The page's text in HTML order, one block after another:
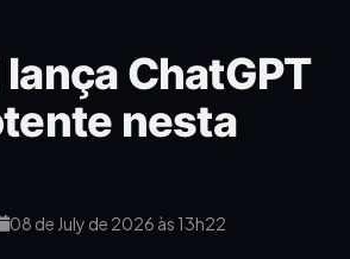
ChatGPT
nesta
08 de July de 2026 às 13h22